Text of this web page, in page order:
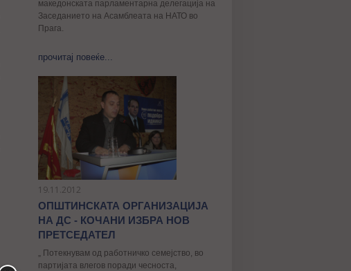
македонската парламентарна делегација на
Заседанието на Асамблеата на НАТО во
Прага.
прочитај повеќе...
19.11.2012
ОПШТИНСКАТА ОРГАНИЗАЦИЈА
НА ДС - КОЧАНИ ИЗБРА НОВ
ПРЕТСЕДАТЕЛ
„ Потекнувам од работничко семејство, во
партијата влегов поради чесноста,